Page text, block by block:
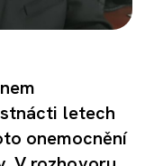
letech
onemocnění